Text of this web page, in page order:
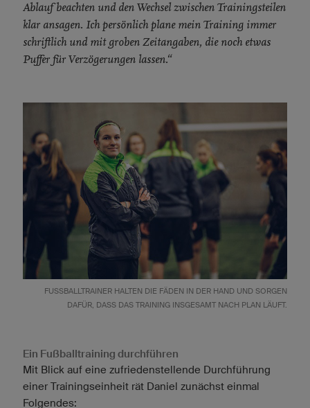
Ablauf beachten und den Wechsel zwischen Trainingsteilen
klar ansagen. Ich persönlich plane mein Training immer
schriftlich und mit groben Zeitangaben, die noch etwas
Puffer für Verzögerungen lassen.“
FUSSBALLTRAINER HALTEN DIE FÄDEN IN DER HAND UND SORGEN D
AFÜR, DASS DAS TRAINING INSGESAMT NACH PLAN LÄUFT.
Ein Fußballtraining durchführen
Mit Blick auf eine zufriedenstellende Durchführung
einer Trainingseinheit rät Daniel zunächst einmal
Folgendes: